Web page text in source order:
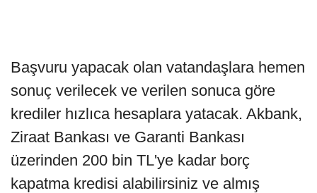
Başvuru yapacak olan vatandaşlara hemen
sonuç verilecek ve verilen sonuca göre
krediler hızlıca hesaplara yatacak. Akbank,
Ziraat Bankası ve Garanti Bankası
üzerinden 200 bin TL'ye kadar borç
kapatma kredisi alabilirsiniz ve almış